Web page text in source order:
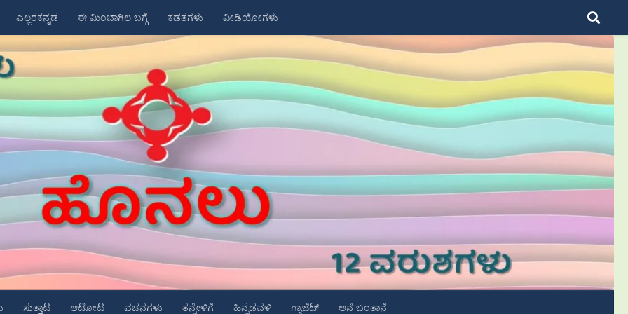
ಎಲ್ಲರಕನ್ನಡ ಈ ಮಿಂಬಾಗಿಲ ಬಗ್ಗೆ ಕಡತಗಳು ವೀಡಿಯೋಗಳು
ಸುತ್ತಾಟ ಆಟೋಟ ವಚನಗಳು ತನ್ನೇಳಿಗೆ ಹಿನ್ನಡವಳಿ ಗ್ಯಾಜೆಟ್ ಆನೆ ಬಂತಾನೆ